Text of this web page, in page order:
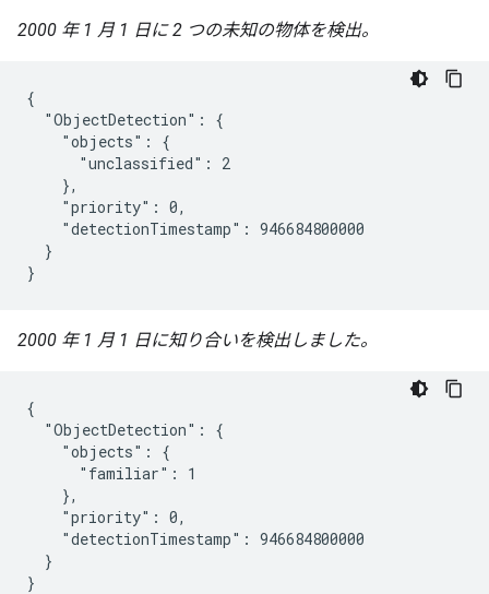
2000 年 1 月 1 日に 2 つの未知の物体を検出。
{
  "ObjectDetection": {
    "objects": {
      "unclassified": 2
    },
    "priority": 0,
    "detectionTimestamp": 946684800000
  }
}
2000 年 1 月 1 日に知り合いを検出しました。
{
  "ObjectDetection": {
    "objects": {
      "familiar": 1
    },
    "priority": 0,
    "detectionTimestamp": 946684800000
  }
}